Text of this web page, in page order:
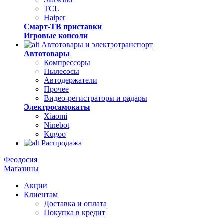
TCL
Haiper
Смарт-ТВ приставки
Игровые консоли
Автотовары и электротранспорт
Автотовары
Компрессоры
Пылесосы
Автодержатели
Прочее
Видео-регистраторы и радары
Электросамокаты
Xiaomi
Ninebot
Kugoo
Распродажа
Феодосия
Магазины
Акции
Клиентам
Доставка и оплата
Покупка в кредит